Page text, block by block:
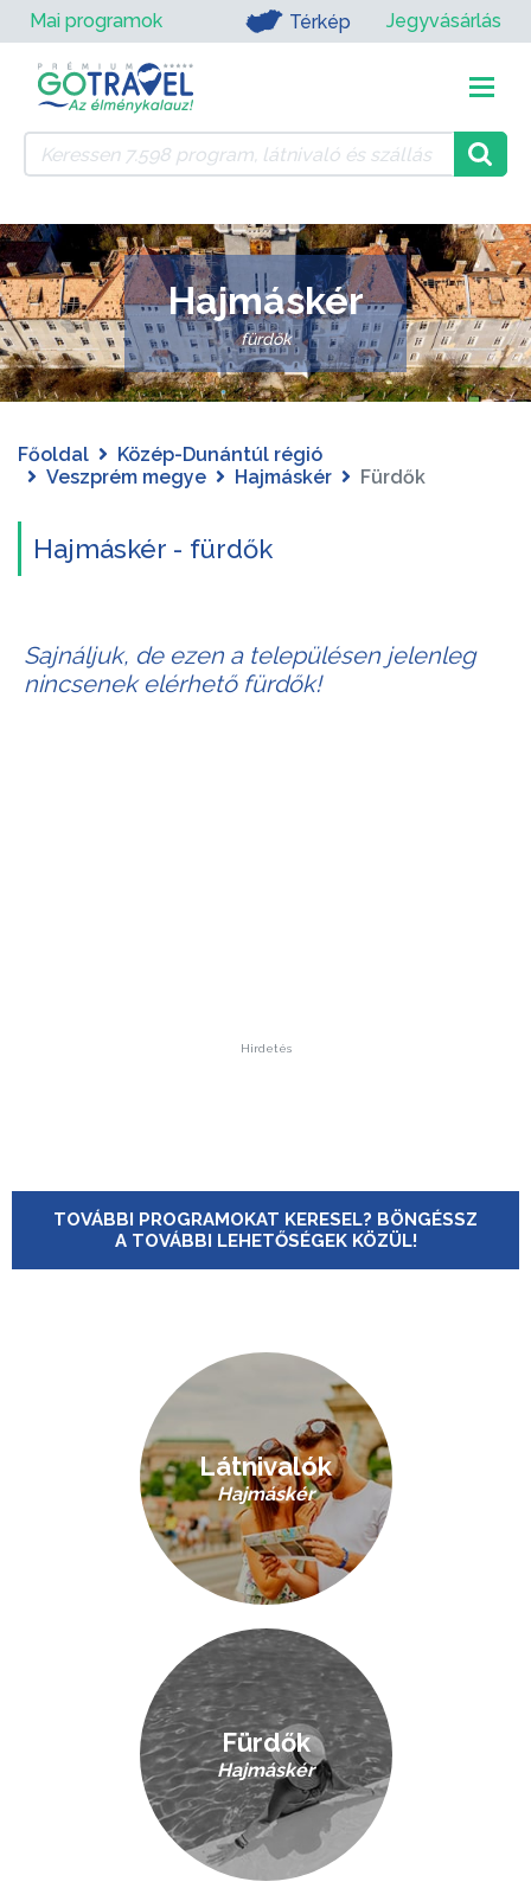
Mai programok Térkép Jegyvásárlás
Hajmáskér
fürdők
Főoldal
Közép-Dunántúl régió
Veszprém megye
Hajmáskér Fürdők
Hajmáskér - fürdők
Sajnáljuk, de ezen a településen jelenleg
nincsenek elérhető fürdők!
Hirdetés
TOVÁBBI PROGRAMOKAT KERESEL? BÖNGÉSSZ
A TOVÁBBI LEHETŐSÉGEK KÖZÜL!
Látnivalók
Hajmáskér
Fürdők
Hajmáskér